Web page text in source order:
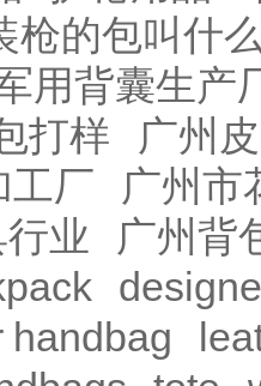
枪的包叫什
用背囊生产
打样
广州
工厂
广州市
业
广州背
handbag